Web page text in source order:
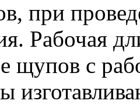
при
Рабочая
щупов с